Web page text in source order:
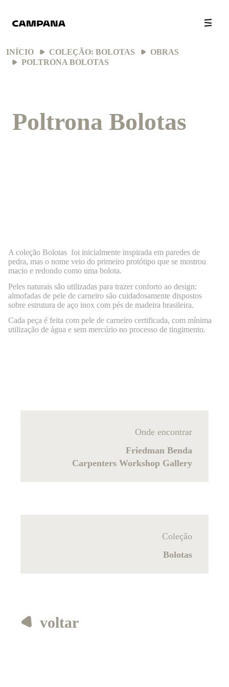
INÍCIO COLEÇÃO: BOLOTAS
OBRAS
POLTRONA BOLOTAS
Poltrona Bolotas
A coleção Bolotas foi inicialmente inspirada em paredes de
pedra, mas o nome veio do primeiro protótipo que se mostrou
macio e redondo como uma bolota.
Peles naturais são utilizadas para trazer conforto ao design:
almofadas de pele de carneiro são cuidadosamente dispostos
sobre estrutura de aço inox com pés de madeira brasileira.
Cada peça é feita com pele de carneiro certificada, com mínima
utilização de água e sem mercúrio no processo de tingimento.
Onde encontrar
Friedman Benda
Carpenters Workshop Gallery
Coleção
Bolotas
voltar